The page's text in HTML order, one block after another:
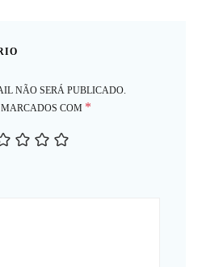
NÃO SERÁ PUBLICADO.
COM *